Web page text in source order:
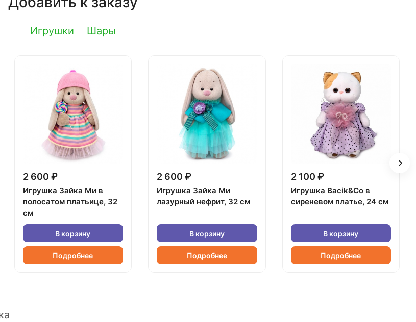
Игрушки Шары
2 600 ₽
Игрушка Зайка Ми в
полосатом платьице, 32
см
В корзину
Подробнее
2 600 ₽
Игрушка Зайка Ми
лазурный нефрит, 32 см
В корзину
Подробнее
2 100 ₽
Игрушка Bacik&Co в
сиреневом платье, 24 см
В корзину
Подробнее